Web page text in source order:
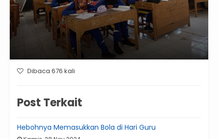
Dibaca 676 kali
Post Terkait
Hebohnya Memasukkan Bola di Hari Guru